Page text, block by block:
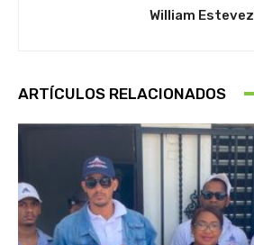
William Estevez
ARTÍCULOS RELACIONADOS